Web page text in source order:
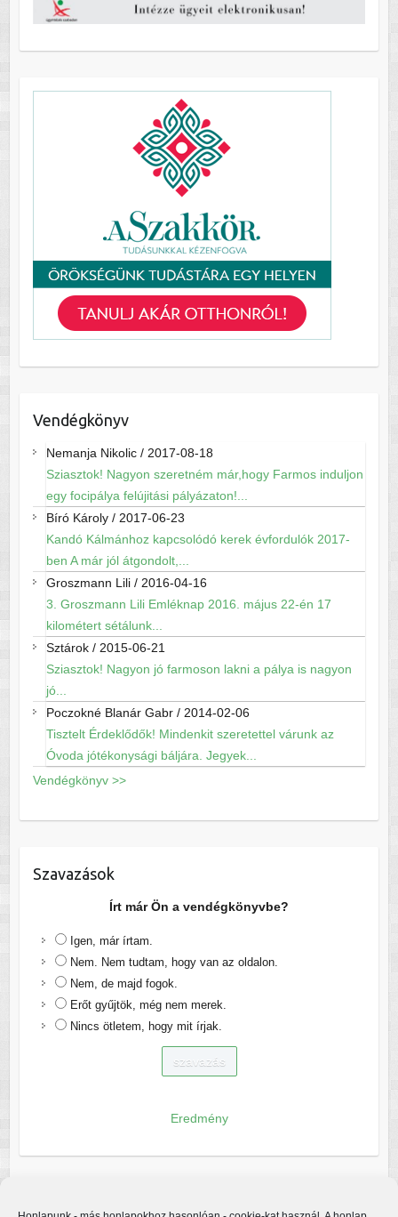
Vendégkönyv
Nemanja Nikolic/ 2017-08-18
Sziasztok! Nagyon szeretném már,hogy Farmos induljon
egy focipálya felújitási pályázaton!...
Bíró Károly/ 2017-06-23
Kandó Kálmánhoz kapcsolódó kerek évfordulók 2017-
ben A már jól átgondolt,...
Groszmann Lili/ 2016-04-16
3. Groszmann Lili Emléknap 2016. május 22-én 17
kilométert sétálunk...
Sztárok/ 2015-06-21
Sziasztok! Nagyon jó farmoson lakni a pálya is nagyon
jó...
Poczokné Blanár Gabr/ 2014-02-06
Tisztelt Érdeklődők! Mindenkit szeretettel várunk az
Óvoda jótékonysági báljára. Jegyek...
Vendégkönyv >>
Szavazások
Írt már Ön a vendégkönyvbe?
Igen, már írtam.
Nem. Nem tudtam, hogy van az oldalon.
Nem, de majd fogok.
Erőt gyűjtök, még nem merek.
Nincs ötletem, hogy mit írjak.
Eredmény